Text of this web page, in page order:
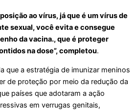
ao vírus, já que é um vírus de
sexual, você evita e consegue
da vacina., que é proteger
na dose”, completou.
que a estratégia de imunizar meninos
de proteção por meio da redução da
países que adotaram a ação
em verrugas genitais,